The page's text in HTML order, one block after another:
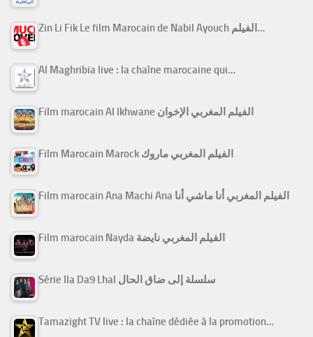
Zin Li Fik Le film Marocain de Nabil Ayouch الفيلم…
Al Maghribia live : la chaîne marocaine qui…
Film marocain Al Ikhwane الفيلم المغربي الإخوان
Film Marocain Marock الفيلم المغربي ماروك
Film marocain Ana Machi Ana الفيلم المغربي أنا ماشي أنا
Film marocain Nayda الفيلم المغربي نايضة
Série Ila Da9 Lhal سلسلة إلى ضاق الحال
Tamazight TV live : la chaîne dédiée à la promotion…